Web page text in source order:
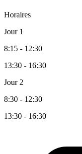
Horaires
Jour 1
8:15 - 12:30
13:30 - 16:30
Jour 2
8:30 - 12:30
13:30 - 16:30